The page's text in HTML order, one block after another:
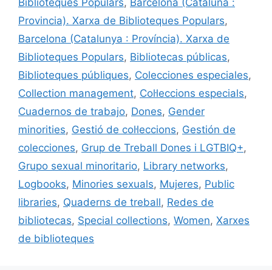
o
o
k
y
n te
ix
Biblioteques Populars, Barcelona (Cataluña :
Provincia). Xarxa de Biblioteques Populars,
Barcelona (Catalunya : Província). Xarxa de
Biblioteques Populars, Bibliotecas públicas,
Biblioteques públiques, Colecciones especiales,
Collection management, Col·leccions especials,
Cuadernos de trabajo, Dones, Gender
minorities, Gestió de col·leccions, Gestión de
colecciones, Grup de Treball Dones i LGTBIQ+,
Grupo sexual minoritario, Library networks,
Logbooks, Minories sexuals, Mujeres, Public
libraries, Quaderns de treball, Redes de
bibliotecas, Special collections, Women, Xarxes
de biblioteques